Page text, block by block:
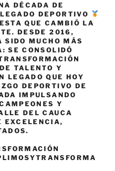
DÉCADA DE
DEPORTIVO
QUE CAMBIÓ LA
DESDE 2016,
SIDO MUCHO MÁS
SE CONSOLIDÓ
TALENTO Y
LEGADO QUE HOY
DEPORTIVO DE
IMPULSANDO
Y
DEL CAUCA
EXCELENCIA,